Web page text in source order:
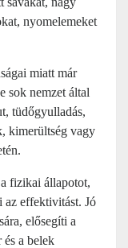
nyomelemeket
miatt már
sok nemzet által
tüdőgyulladás,
kimerültség vagy
fizikai állapotot,
az effektivitást. Jó
elősegíti a
a belek